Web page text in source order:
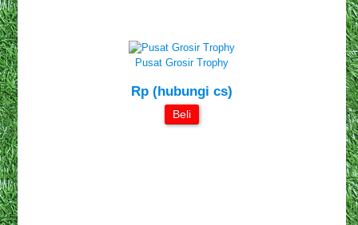
Pusat Grosir Trophy
Rp (hubungi cs)
Beli